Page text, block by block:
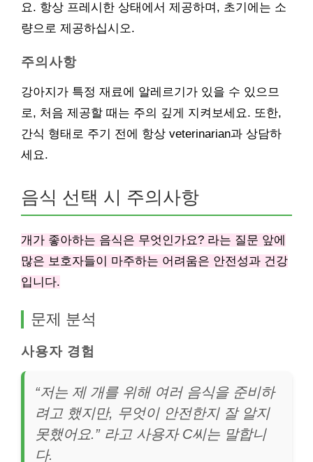
요. 항상 프레시한 상태에서 제공하며, 초기에는 소
량으로 제공하십시오.
주의사항
강아지가 특정 재료에 알레르기가 있을 수 있으므
로, 처음 제공할 때는 주의 깊게 지켜보세요. 또한,
간식 형태로 주기 전에 항상 veterinarian과 상담하
세요.
음식 선택 시 주의사항
개가 좋아하는 음식은 무엇인가요? 라는 질문 앞에
많은 보호자들이 마주하는 어려움은 안전성과 건강
입니다.
문제 분석
사용자 경험
“저는 제 개를 위해 여러 음식을 준비하
려고 했지만, 무엇이 안전한지 잘 알지
못했어요.” 라고 사용자 C씨는 말합니
다.